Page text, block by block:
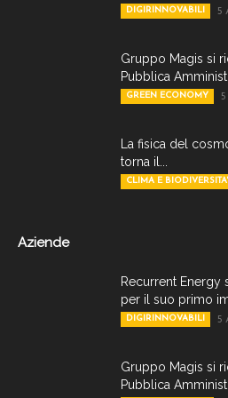
DIGIRINNOVABILI 5
Gruppo Magis si
Pubblica
GREEN ECONOMY
La fisica del
torna il...
CLIMA E BIODIVERSITA'
Aziende
Recurrent
per il suo primo
DIGIRINNOVABILI 5
Gruppo Magis si
Pubblica